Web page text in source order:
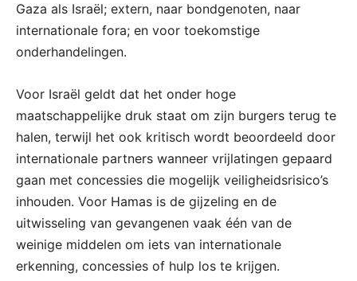
Gaza als Israël; extern, naar bondgenoten, naar
internationale fora; en voor toekomstige
onderhandelingen.
Voor Israël geldt dat het onder hoge
maatschappelijke druk staat om zijn burgers terug te
halen, terwijl het ook kritisch wordt beoordeeld door
internationale partners wanneer vrijlatingen gepaard
gaan met concessies die mogelijk veiligheidsrisico’s
inhouden. Voor Hamas is de gijzeling en de
uitwisseling van gevangenen vaak één van de
weinige middelen om iets van internationale
erkenning, concessies of hulp los te krijgen.